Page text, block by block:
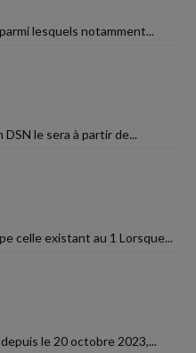
lesquels notamment...
le sera à partir de...
celle existant au 1 Lorsque...
le 20 octobre 2023,...